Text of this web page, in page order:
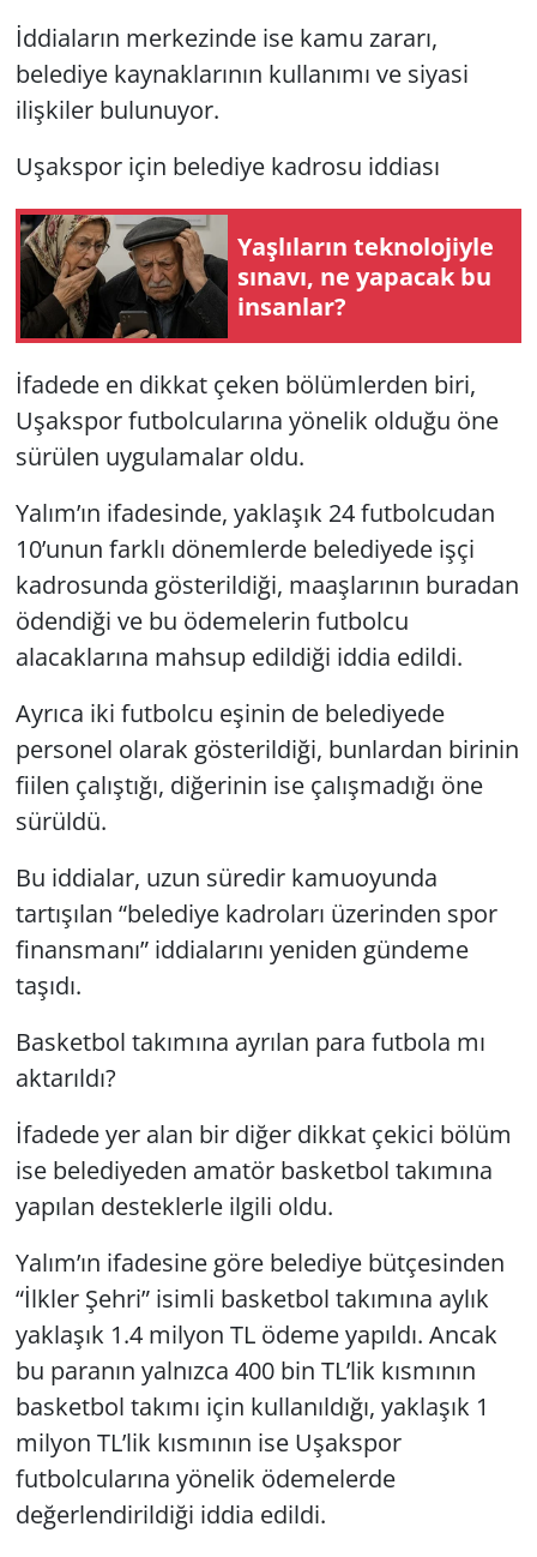
İddiaların merkezinde ise kamu zararı,
belediye kaynaklarının kullanımı ve siyasi
ilişkiler bulunuyor.
Uşakspor için belediye kadrosu iddiası
Yaşlıların teknolojiyle
sınavı, ne yapacak bu
insanlar?
İfadede en dikkat çeken bölümlerden biri,
Uşakspor futbolcularına yönelik olduğu öne
sürülen uygulamalar oldu.
Yalım’ın ifadesinde, yaklaşık 24 futbolcudan
10’unun farklı dönemlerde belediyede işçi
kadrosunda gösterildiği, maaşlarının buradan
ödendiği ve bu ödemelerin futbolcu
alacaklarına mahsup edildiği iddia edildi.
Ayrıca iki futbolcu eşinin de belediyede
personel olarak gösterildiği, bunlardan birinin
fiilen çalıştığı, diğerinin ise çalışmadığı öne
sürüldü.
Bu iddialar, uzun süredir kamuoyunda
tartışılan “belediye kadroları üzerinden spor
finansmanı” iddialarını yeniden gündeme
taşıdı.
Basketbol takımına ayrılan para futbola mı
aktarıldı?
İfadede yer alan bir diğer dikkat çekici bölüm
ise belediyeden amatör basketbol takımına
yapılan desteklerle ilgili oldu.
Yalım’ın ifadesine göre belediye bütçesinden
“İlkler Şehri” isimli basketbol takımına aylık
yaklaşık 1.4 milyon TL ödeme yapıldı. Ancak
bu paranın yalnızca 400 bin TL’lik kısmının
basketbol takımı için kullanıldığı, yaklaşık 1
milyon TL’lik kısmının ise Uşakspor
futbolcularına yönelik ödemelerde
değerlendirildiği iddia edildi.